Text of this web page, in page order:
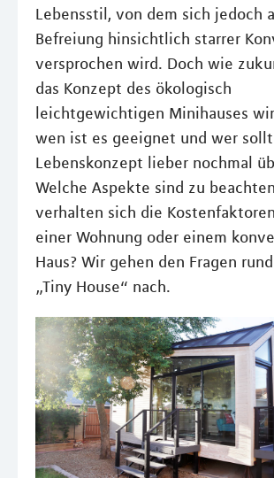
Lebensstil, von dem sich jedoch
Befreiung hinsichtlich starrer
versprochen wird. Doch wie
das Konzept des ökologisch
leichtgewichtigen Minihauses
wen ist es geeignet und wer
Lebenskonzept lieber nochmal
Welche Aspekte sind zu
verhalten sich die
einer Wohnung oder einem
Haus? Wir gehen den Fragen
„Tiny House“ nach.